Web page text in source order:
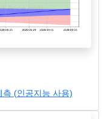
(인공지능 사용)